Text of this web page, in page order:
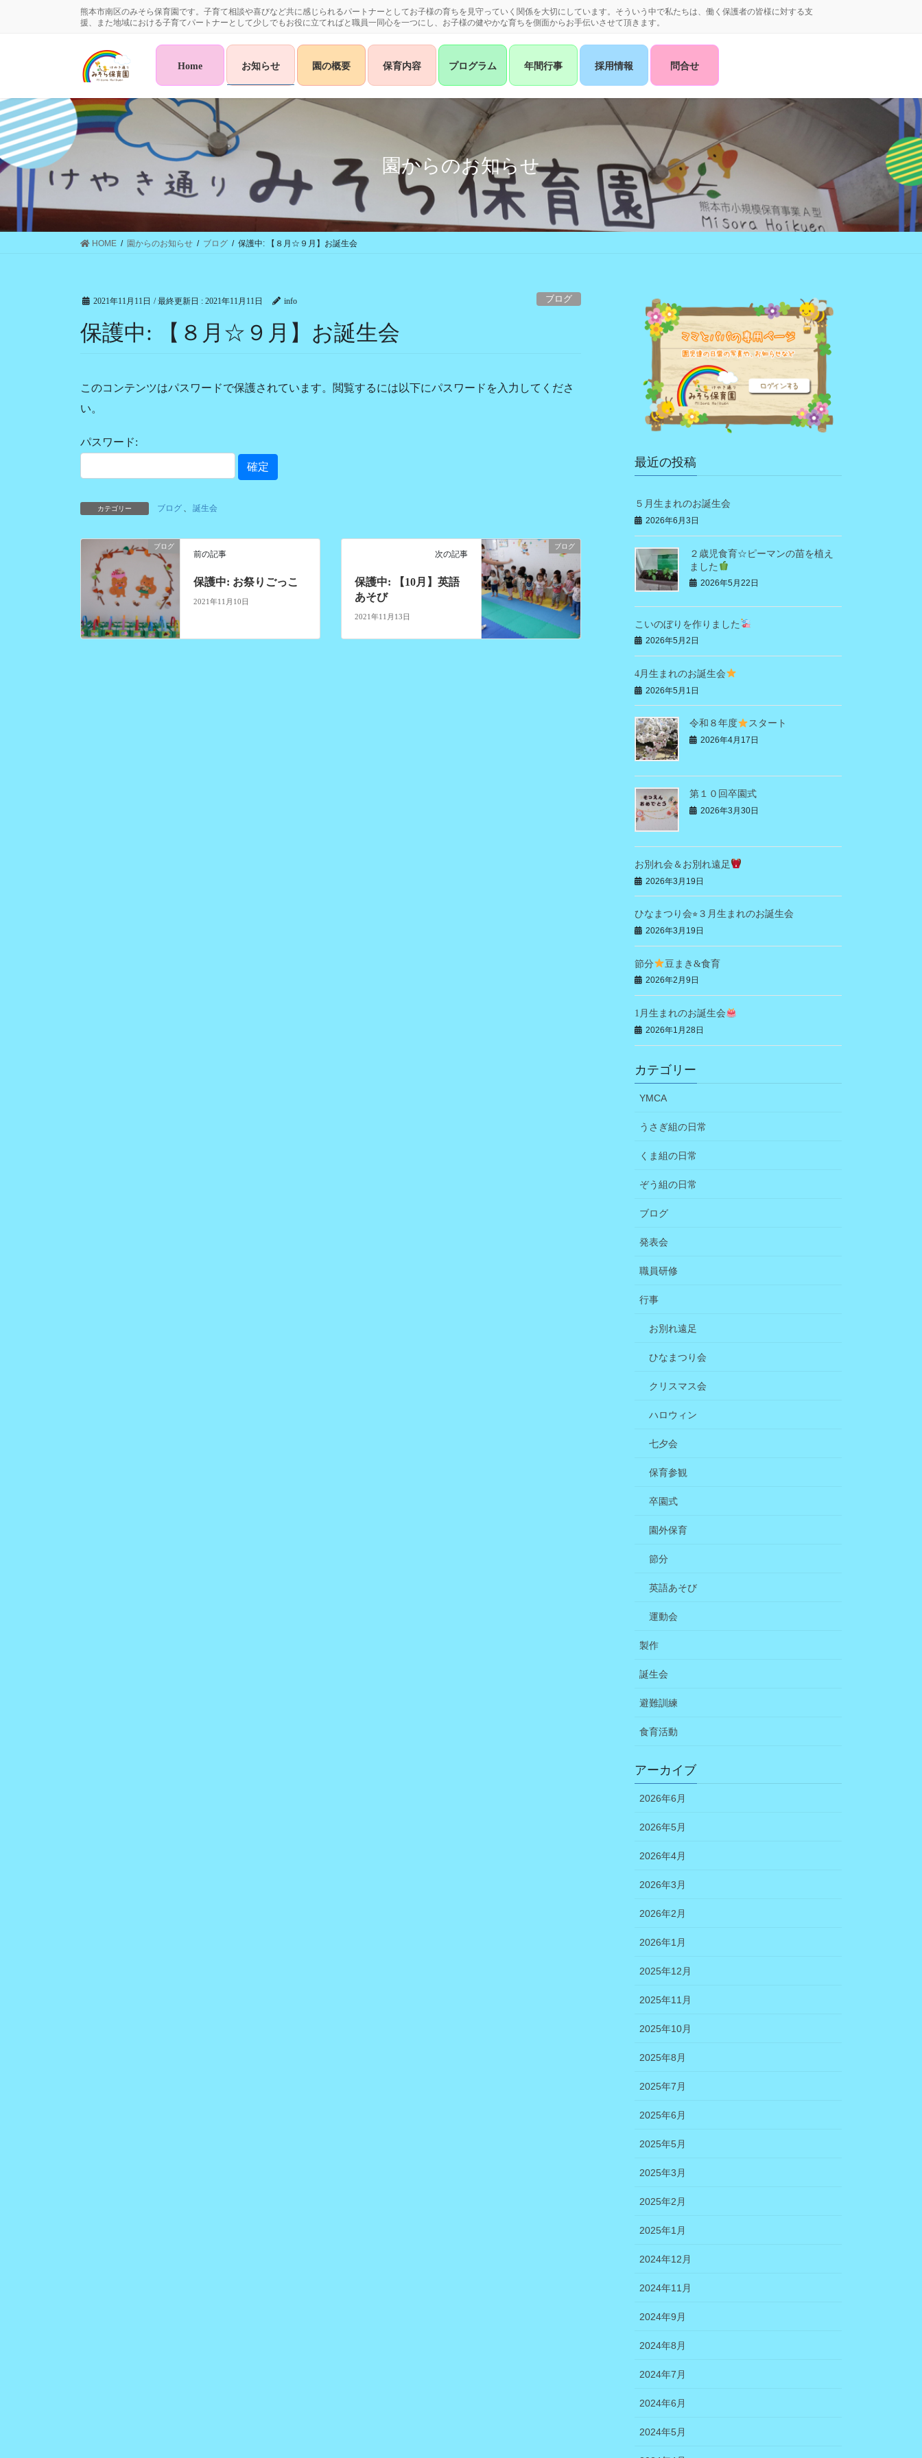
移
動
ン
に
移
動
熊本市南区のみそら保育園です。子育て相談や喜びなど共に感じられるパートナーとしてお子様の育ちを見守っていく関係を大切にしています。そういう中で私たちは、働く保護者の皆様に対する支
援、また地域における子育てパートナーとして少しでもお役に立てればと職員一同心を一つにし、お子様の健やかな育ちを側面からお手伝いさせて頂きます。
Home お知らせ 園の概要 保育内容 プログラム 年間行事 採用情報 問合せ
園からのお知らせ
HOME 園からのお知らせ ブログ 保護中: 【８月☆９月】お誕生会
2021年11月11日 / 最終更新日 : 2021年11月11日 info ブログ
保護中: 【８月☆９月】お誕生会
このコンテンツはパスワードで保護されています。閲覧するには以下にパスワードを入力してくださ
い。
パスワード:
カテゴリー ブログ 誕生会
ブログ
前の記事
保護中: お祭りごっこ
2021年11月10日
ブログ
次の記事
保護中: 【10月】英語
あそび
2021年11月13日
最近の投稿
５月生まれのお誕生会
2026年6月3日
２歳児食育☆ピーマンの苗を植え
ました
2026年5月22日
こいのぼりを作りました
2026年5月2日
4月生まれのお誕生会
2026年5月1日
令和８年度 スタート
2026年4月17日
第１０回卒園式
2026年3月30日
お別れ会＆お別れ遠足
2026年3月19日
ひなまつり会⭐︎３月生まれのお誕生会
2026年3月19日
節分 豆まき&食育
2026年2月9日
1月生まれのお誕生会
2026年1月28日
カテゴリー
YMCA
うさぎ組の日常
くま組の日常
ぞう組の日常
ブログ
発表会
職員研修
行事
お別れ遠足
ひなまつり会
クリスマス会
ハロウィン
七夕会
保育参観
卒園式
園外保育
節分
英語あそび
運動会
製作
誕生会
避難訓練
食育活動
アーカイブ
2026年6月
2026年5月
2026年4月
2026年3月
2026年2月
2026年1月
2025年12月
2025年11月
2025年10月
2025年8月
2025年7月
2025年6月
2025年5月
2025年3月
2025年2月
2025年1月
2024年12月
2024年11月
2024年9月
2024年8月
2024年7月
2024年6月
2024年5月